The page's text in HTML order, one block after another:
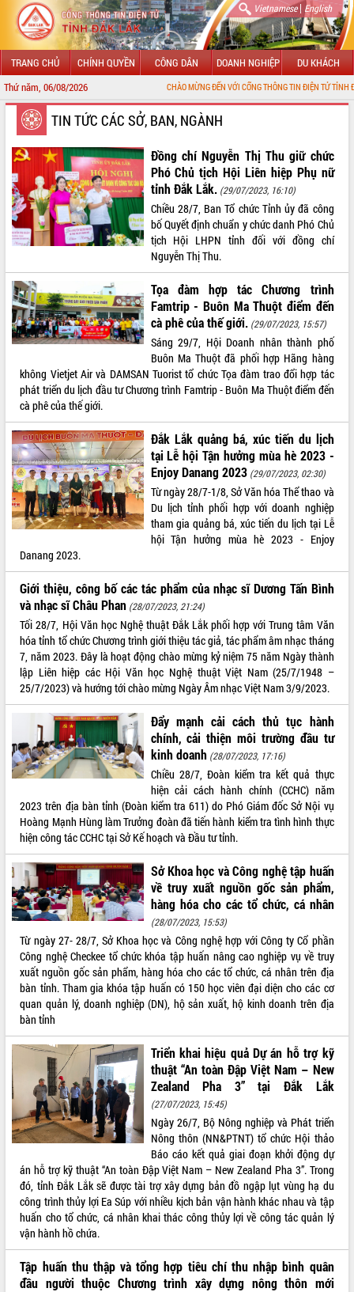
Vietnamese| English
TRANG CHỦ CHÍNH QUYỀN CÔNG DÂN DOANH NGHIỆP DU KHÁCH
Thứ năm, 06/08/2026 CHÀO MỪNG ĐẾN VỚI CỔNG THÔNG TIN ĐIỆN TỬ TỈNH ĐẮK LẮK
GIỚI THIỆU
LÃNH ĐẠO UBND TỈNH
TIN TỨC SỰ KIỆN
SỞ, BAN, NGÀNH
UBND CÁC XÃ, PHƯỜNG
THÔNG TIN CHỈ ĐẠO ĐIỀU HÀNH
HỆ THỐNG VĂN BẢN
VĂN BẢN HĐND TỈNH
ĐIỂM TIN VĂN BẢN
QUY HOẠCH - KẾ HOẠCH
Không có file video nào để phát.
LIÊN KẾT WEB
THỐNG KÊ TRUY CẬP
Hôm nay:
14798
Tất cả:
65990940
TIN TỨC CÁC SỞ, BAN, NGÀNH
Đồng chí Nguyễn Thị Thu giữ chức
Phó Chủ tịch Hội Liên hiệp Phụ nữ
tỉnh Đắk Lắk. (29/07/2023, 16:10)
Chiều 28/7, Ban Tổ chức Tỉnh ủy đã công
bố Quyết định chuẩn y chức danh Phó Chủ
tịch Hội LHPN tỉnh đối với đồng chí
Nguyễn Thị Thu.
Tọa đàm hợp tác Chương trình
Famtrip - Buôn Ma Thuột điểm đến
cà phê của thế giới. (29/07/2023, 15:57)
Sáng 29/7, Hội Doanh nhân thành phố
Buôn Ma Thuột đã phối hợp Hãng hàng
không Vietjet Air và DAMSAN Tuorist tổ chức Tọa đàm trao đổi hợp tác
phát triển du lịch đầu tư Chương trình Famtrip - Buôn Ma Thuột điểm đến
cà phê của thế giới.
Đắk Lắk quảng bá, xúc tiến du lịch
tại Lễ hội Tận hưởng mùa hè 2023 -
Enjoy Danang 2023 (29/07/2023, 02:30)
Từ ngày 28/7-1/8, Sở Văn hóa Thể thao và
Du lịch tỉnh phối hợp với doanh nghiệp
tham gia quảng bá, xúc tiến du lịch tại Lễ
hội Tận hưởng mùa hè 2023 - Enjoy
Danang 2023.
Giới thiệu, công bố các tác phẩm của nhạc sĩ Dương Tấn Bình
và nhạc sĩ Châu Phan (28/07/2023, 21:24)
Tối 28/7, Hội Văn học Nghệ thuật Đắk Lắk phối hợp với Trung tâm Văn
hóa tỉnh tổ chức Chương trình giới thiệu tác giả, tác phẩm âm nhạc tháng
7, năm 2023. Đây là hoạt động chào mừng kỷ niệm 75 năm Ngày thành
lập Liên hiệp các Hội Văn học Nghệ thuật Việt Nam (25/7/1948 –
25/7/2023) và hướng tới chào mừng Ngày Âm nhạc Việt Nam 3/9/2023.
Đẩy mạnh cải cách thủ tục hành
chính, cải thiện môi trường đầu tư
kinh doanh (28/07/2023, 17:16)
Chiều 28/7, Đoàn kiểm tra kết quả thực
hiện cải cách hành chính (CCHC) năm
2023 trên địa bàn tỉnh (Đoàn kiểm tra 611) do Phó Giám đốc Sở Nội vụ
Hoàng Mạnh Hùng làm Trưởng đoàn đã tiến hành kiểm tra tình hình thực
hiện công tác CCHC tại Sở Kế hoạch và Đầu tư tỉnh.
Sở Khoa học và Công nghệ tập huấn
về truy xuất nguồn gốc sản phẩm,
hàng hóa cho các tổ chức, cá nhân
(28/07/2023, 15:53)
Từ ngày 27- 28/7, Sở Khoa học và Công nghệ hợp với Công ty Cổ phần
Công nghệ Checkee tổ chức khóa tập huấn nâng cao nghiệp vụ về truy
xuất nguồn gốc sản phẩm, hàng hóa cho các tổ chức, cá nhân trên địa
bàn tỉnh. Tham gia khóa tập huấn có 150 học viên đại diện cho các cơ
quan quản lý, doanh nghiệp (DN), hộ sản xuất, hộ kinh doanh trên địa
bàn tỉnh
Triển khai hiệu quả Dự án hỗ trợ kỹ
thuật “An toàn Đập Việt Nam – New
Zealand Pha 3” tại Đắk Lắk
(27/07/2023, 15:45)
Ngày 26/7, Bộ Nông nghiệp và Phát triển
Nông thôn (NN&PTNT) tổ chức Hội thảo
Báo cáo kết quả giai đoạn khởi động dự
án hỗ trợ kỹ thuật “An toàn Đập Việt Nam – New Zealand Pha 3”. Trong
đó, tỉnh Đắk Lắk sẽ được tài trợ xây dựng bản đồ ngập lụt vùng hạ du
công trình thủy lợi Ea Súp với nhiều kịch bản vận hành khác nhau và tập
huấn cho tổ chức, cá nhân khai thác công thủy lợi về công tác quản lý
vận hành hồ chứa.
Tập huấn thu thập và tổng hợp tiêu chí thu nhập bình quân
đầu người thuộc Chương trình xây dựng nông thôn mới